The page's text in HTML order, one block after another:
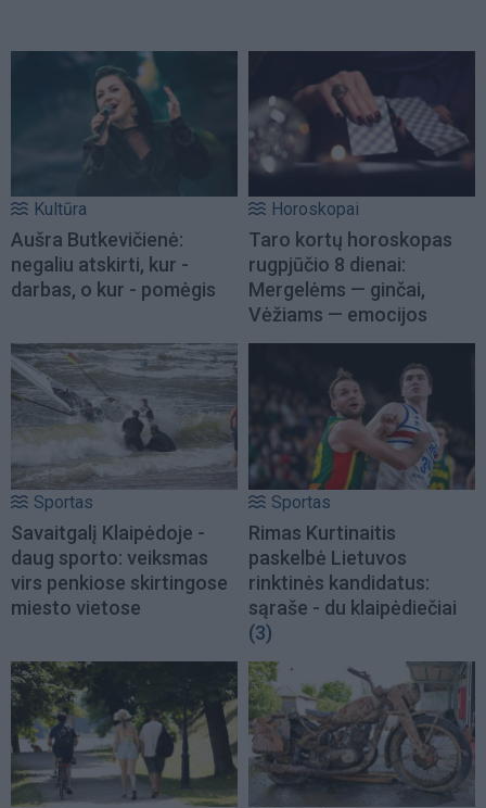
Kultūra
Aušra Butkevičienė:
negaliu atskirti, kur -
darbas, o kur - pomėgis
Horoskopai
Taro kortų horoskopas
rugpjūčio 8 dienai:
Mergelėms — ginčai,
Vėžiams — emocijos
Sportas
Savaitgalį Klaipėdoje -
daug sporto: veiksmas
virs penkiose skirtingose
miesto vietose
Sportas
Rimas Kurtinaitis
paskelbė Lietuvos
rinktinės kandidatus:
sąraše - du klaipėdiečiai
(3)